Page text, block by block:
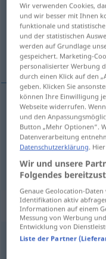
Übersicht aller
(Für mehr Details die
twierdzić, zadać
twierdzić vorgeben
zada(wa)ć
vorspielen
Wir verwenden Cookies,
und wir besser mit Ihnen
funktionale und
und der statistischen
werden auf Grundlage
gespeichert. Marketing-
personalisierter Werbung
durch einen Klick auf den
geben. Klicken Sie
können Ihre Einwilligung
Webseite widerrufen.
und den
Button „Mehr Optionen“.
Datenverarbeitung
Datenschutzerklärung.
Wir und unsere
Folgendes
Genaue Geolocation-
Identifikation aktiv
Informationen auf einem
Messung von Werbung
Entwicklung von
Liste der Partner